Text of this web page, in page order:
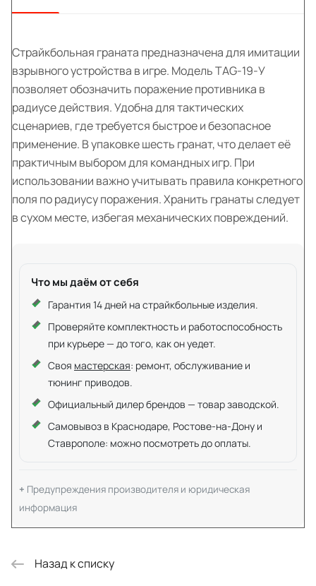
Страйкбольная граната предназначена для имитации
взрывного устройства в игре. Модель TAG-19-У
позволяет обозначить поражение противника в
радиусе действия. Удобна для тактических
сценариев, где требуется быстрое и безопасное
применение. В упаковке шесть гранат, что делает её
практичным выбором для командных игр. При
использовании важно учитывать правила конкретного
поля по радиусу поражения. Хранить гранаты следует
в сухом месте, избегая механических повреждений.
Что мы даём от себя
Гарантия 14 дней на страйкбольные изделия.
Проверяйте комплектность и работоспособность
при курьере — до того, как он уедет.
Своя мастерская: ремонт, обслуживание и
тюнинг приводов.
Официальный дилер брендов — товар заводской.
Самовывоз в Краснодаре, Ростове-на-Дону и
Ставрополе: можно посмотреть до оплаты.
Предупреждения производителя и юридическая
информация
Назад к списку